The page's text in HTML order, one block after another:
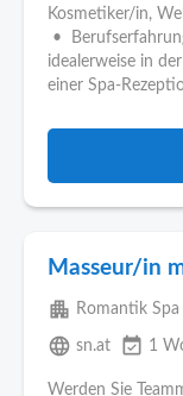
Kosmetiker/in,
•
idealerweise in
einer Spa-
Masseur/in
apartment Romantik
language sn.at event_available 1
Werden Sie